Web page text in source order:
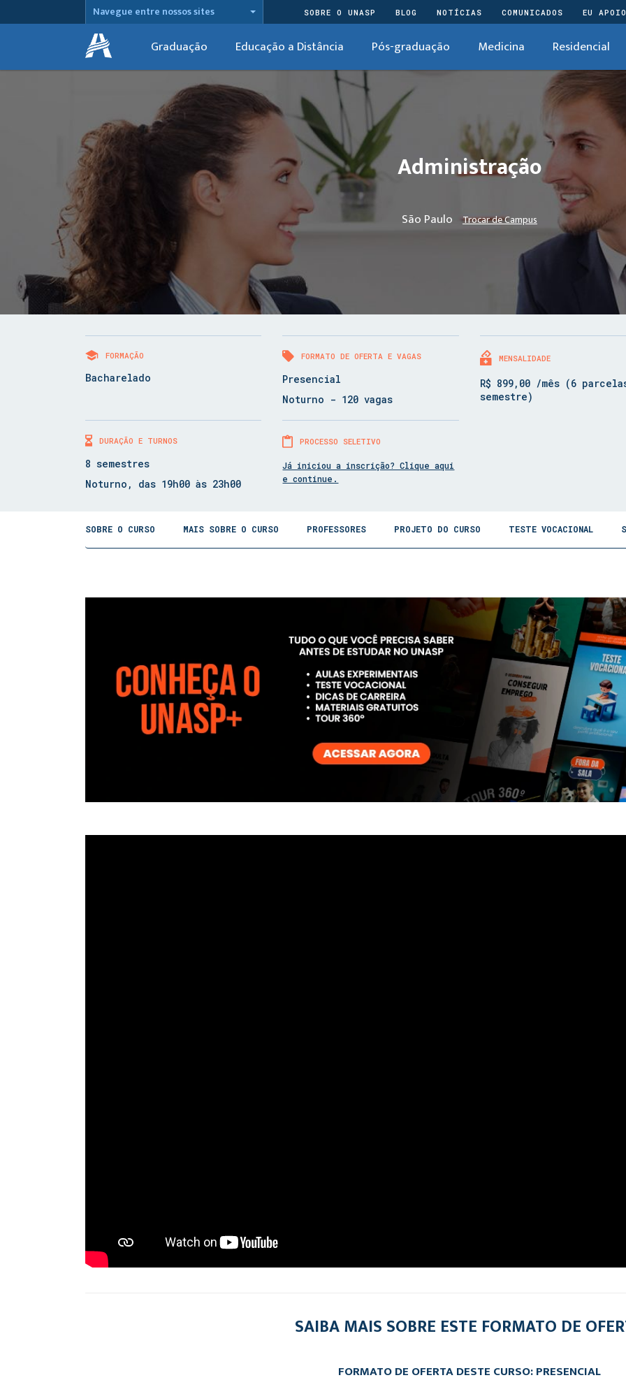
Navegue entre nossos sites SOBRE O UNASP BLOG NOTÍCIAS COMUNICADOS EU APOIO
Graduação Educação a Distância Pós-graduação Medicina Residencial
Administração
São Paulo Trocar de Campus
FORMAÇÃO
Bacharelado
FORMATO DE OFERTA E VAGAS
Presencial
Noturno - 120 vagas
MENSALIDADE
R$ 899,00 /mês (6
semestre)
DURAÇÃO E TURNOS
8 semestres
Noturno, das 19h00 às 23h00
PROCESSO SELETIVO
Já iniciou a inscrição? Clique aqui
e continue.
SOBRE O CURSO MAIS SOBRE O CURSO PROFESSORES PROJETO DO CURSO TESTE VOCACIONAL
SAIBA MAIS SOBRE ESTE FORMATO DE
FORMATO DE OFERTA DESTE CURSO: PRESENCIAL